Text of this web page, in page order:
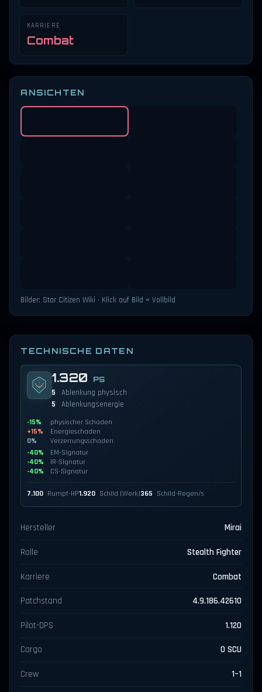
KARRIERE
Combat
ANSICHTEN
Bilder: Star Citizen Wiki · Klick auf Bild = Vollbild
TECHNISCHE DATEN
1.320 PS
5
Ablenkung physisch
5
Ablenkungsenergie
-15%
physischer Schaden
+15%
Energieschaden
0%
Verzerrungsschaden
-40%
EM-Signatur
-40%
IR-Signatur
-40%
CS-Signatur
7.100 Rumpf-HP1.920 Schild (Werk)365 Schild-Regen/s
Hersteller Mirai
Rolle Stealth Fighter
Karriere Combat
Patchstand 4.9.186.42610
Pilot-DPS 1.120
Cargo 0 SCU
Crew 1–1